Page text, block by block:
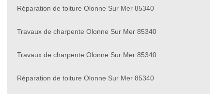
Réparation de toiture Olonne Sur Mer 85340
Travaux de charpente Olonne Sur Mer 85340
Travaux de charpente Olonne Sur Mer 85340
Réparation de toiture Olonne Sur Mer 85340